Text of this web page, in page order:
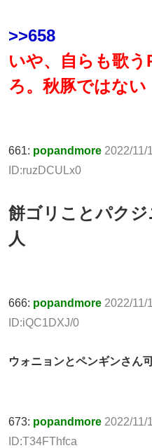
>>658
いや、自らも歌
ろ。秋豚ではない
661: popandmore 2022/11/
ID:ruzDCULx0
餅ゴリことパク
人
666: popandmore 2022/11/
ID:iQC1DXJ/0
ウォニョンとペンギンさん
673: popandmore 2022/11/
ID:T34FThfca